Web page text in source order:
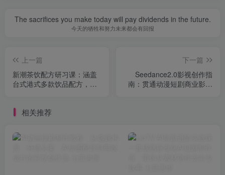
The sacrifices you make today will pay dividends in the future.
今天的牺牲和努力未来都会有回报
上一篇
新潮茶饮配方研习课：涵盖
台式港式多款饮品配方，附
下一篇
Seedance2.0影视创作指
南：贯通动漫短剧商业影片
相关推荐